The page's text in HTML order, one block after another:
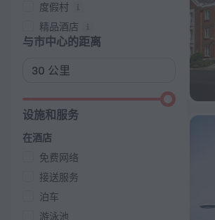
度假村
精品酒店
与市中心的距离
设施和服务
在酒店
免费网络
接送服务
泊车
游泳池